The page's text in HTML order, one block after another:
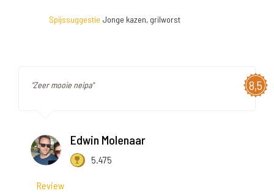
Spijssuggestie Jonge kazen, grilworst
8,5
"Zeer mooie neipa"
Edwin Molenaar
5.475
Review